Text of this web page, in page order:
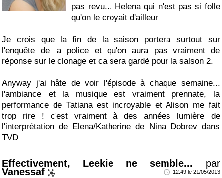
pas revu... Helena qui n'est pas si folle
qu'on le croyait d'ailleur
Je crois que la fin de la saison portera surtout sur
l'enquête de la police et qu'on aura pas vraiment de
réponse sur le clonage et ca sera gardé pour la saison 2.
Anyway j'ai hâte de voir l'épisode à chaque semaine...
l'ambiance et la musique est vraiment prennate, la
performance de Tatiana est incroyable et Alison me fait
trop rire ! c'est vraiment à des années lumière de
l'interprétation de Elena/Katherine de Nina Dobrev dans
TVD
Effectivement, Leekie ne semble... par
Vanessaf 12:49 le 21/05/2013